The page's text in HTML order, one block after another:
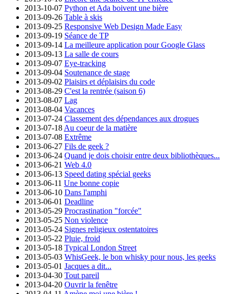
2013-10-07 Python et Ada boivent une bière
2013-09-26 Table à skis
2013-09-25 Responsive Web Design Made Easy
2013-09-19 Séance de TP
2013-09-14 La meilleure application pour Google Glass
2013-09-13 La salle de cours
2013-09-07 Eye-tracking
2013-09-04 Soutenance de stage
2013-09-02 Plaisirs et déplaisirs du code
2013-08-29 C'est la rentrée (saison 6)
2013-08-07 Lag
2013-08-04 Vacances
2013-07-24 Classement des dépendances aux drogues
2013-07-18 Au coeur de la matière
2013-07-08 Extrême
2013-06-27 Fils de geek ?
2013-06-24 Quand je dois choisir entre deux bibliothèques...
2013-06-21 Web 4.0
2013-06-13 Speed dating spécial geeks
2013-06-11 Une bonne copie
2013-06-10 Dans l'amphi
2013-06-01 Deadline
2013-05-29 Procrastination "forcée"
2013-05-25 Non violence
2013-05-24 Signes religieux ostentatoires
2013-05-22 Pluie, froid
2013-05-18 Typical London Street
2013-05-03 WhisGeek, le bon whisky pour nous, les geeks
2013-05-01 Jacques a dit...
2013-04-30 Tout pareil
2013-04-20 Ouvrir la fenêtre